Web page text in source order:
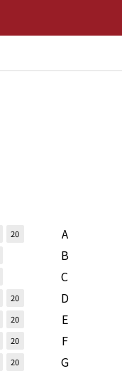
20
20
20
20
20
A
B
C
D
E
F
G